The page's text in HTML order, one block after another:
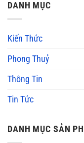
DANH MỤC
Kiến Thức
Phong Thuỷ
Thông Tin
Tin Tức
DANH MỤC SẢN